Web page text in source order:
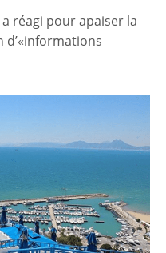
réagi pour apaiser la